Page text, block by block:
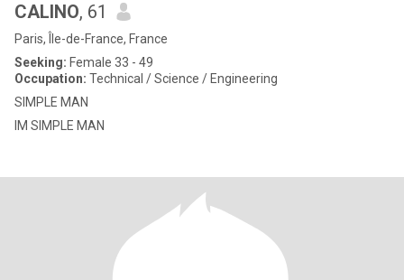
CALINO, 61
Paris, Île-de-France, France
Seeking: Female 33 - 49
Occupation: Technical / Science / Engineering
SIMPLE MAN
IM SIMPLE MAN